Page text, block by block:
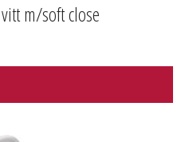
m/soft close